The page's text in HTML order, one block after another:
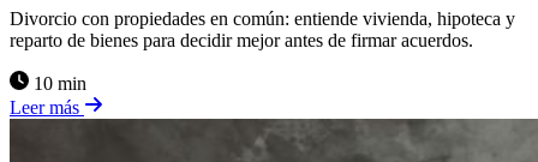
Divorcio con propiedades en común: entiende vivienda, hipoteca y
reparto de bienes para decidir mejor antes de firmar acuerdos.
10 min
Leer más